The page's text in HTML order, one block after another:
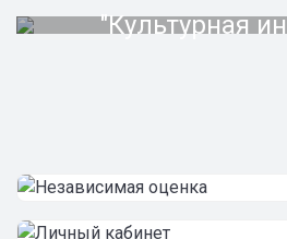
"Культурная